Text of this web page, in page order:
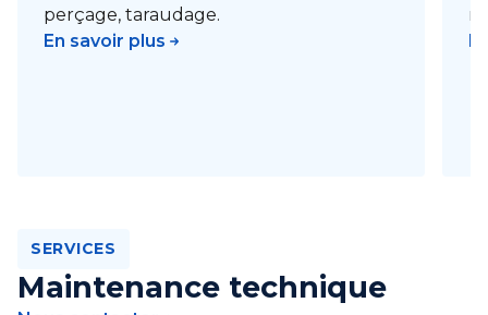
perçage, taraudage.
En savoir plus
SERVICES
Maintenance technique